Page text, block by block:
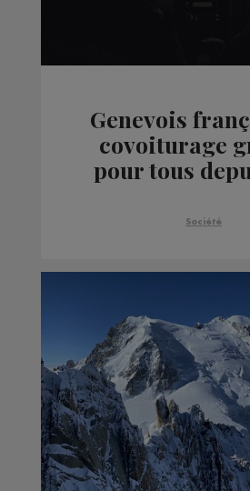
Genevois
covoiturage
pour tous
Société